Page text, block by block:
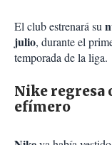
El club estrenará su
julio, durante el
temporada de la liga.
Nike regresa
efímero